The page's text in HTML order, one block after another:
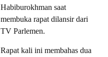
Habiburokhman saat
membuka rapat dilansir dari
TV Parlemen.
Rapat kali ini membahas dua